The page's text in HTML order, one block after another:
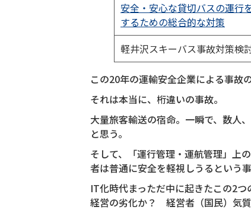
安全・安心な貸切バスの運行
するための総合的な対策
軽井沢スキーバス事故対策検
この20年の運輸安全企業による事故
それは本当に、桁違いの事故。
大量旅客輸送の宿命。一瞬で、数人
と思う。
そして、「運行管理・運航管理」上
者は普通に安全を軽視しうるという事
IT化時代まっただ中に起きたこの2
経営の劣化か？ 経営者（国民）気